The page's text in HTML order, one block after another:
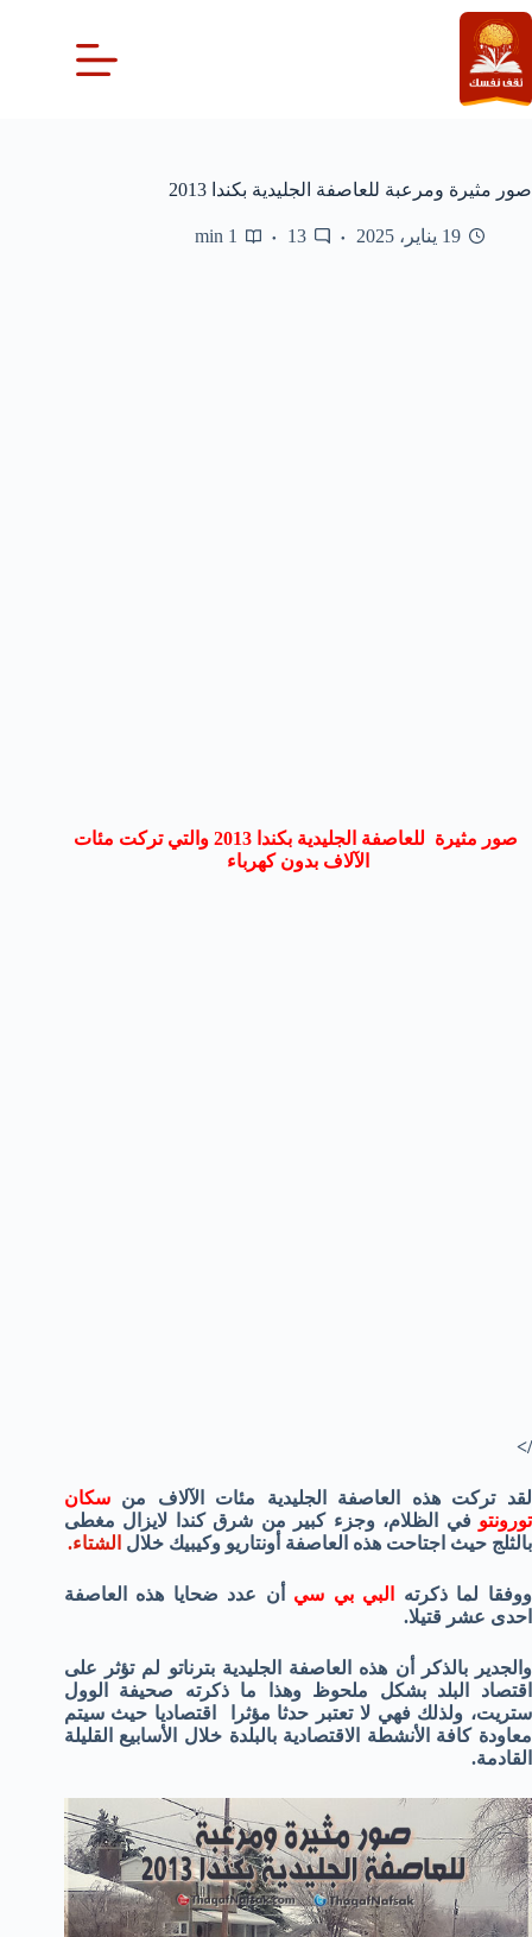
التجاوز
إلى
المحتوى
صور مثيرة ومرعبة للعاصفة الجليدية بكندا 2013
19 يناير، 2025 13
1 min
صور مثيرة للعاصفة الجليدية بكندا 2013 والتي تركت مئات
الآلاف بدون كهرباء
/>
لقد تركت هذه العاصفة الجليدية مئات الآلاف منسكان
تورونتو في الظلام، وجزء كبير من شرق كندا لايزال مغطى
بالثلج حيث اجتاحت هذه العاصفة أونتاريو وكيبيك خلال الشتاء.
ووفقا لما ذكرته البي بي سي أن عدد ضحايا هذه العاصفة
احدى عشر قتيلا.
والجدير بالذكر أن هذه العاصفة الجليدية بترناتو لم تؤثر على
اقتصاد البلد بشكل ملحوظ وهذا ما ذكرته صحيفة الوول
ستريت، ولذلك فهي لا تعتبر حدثا مؤثرا اقتصاديا حيث سيتم
معاودة كافة الأنشطة الاقتصادية بالبلدة خلال الأسابيع القليلة
القادمة.